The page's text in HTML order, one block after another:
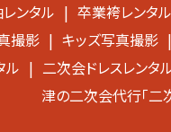
ンタル 卒業袴レンタル
撮影
キッズ写真撮影
ル
二次会ドレスレンタ
津の二次会代行「二